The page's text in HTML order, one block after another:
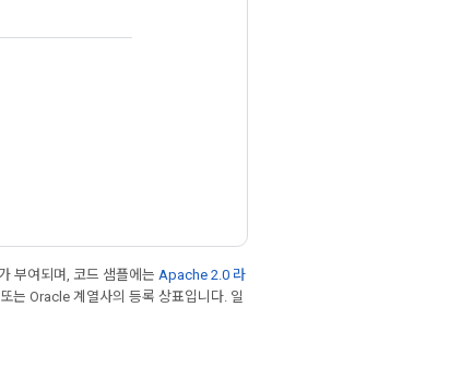
부여되며, 코드 샘플에는 Apache 2.0 라
는 Oracle 계열사의 등록 상표입니다. 일